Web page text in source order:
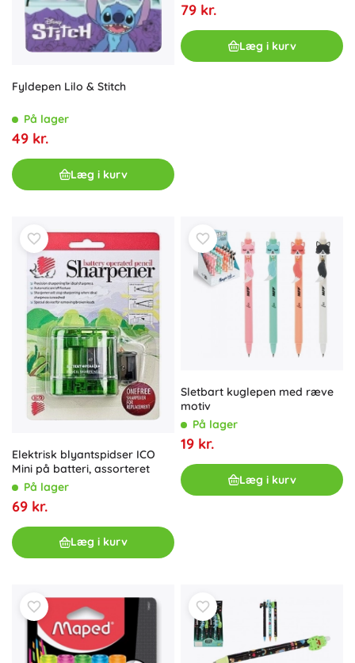
Fyldepen Lilo & Stitch
På lager
49 kr.
Læg i kurv
79 kr.
Læg i kurv
Elektrisk blyantspidser ICO
Mini på batteri, assorteret
På lager
69 kr.
Læg i kurv
Sletbart kuglepen med ræve
motiv
På lager
19 kr.
Læg i kurv